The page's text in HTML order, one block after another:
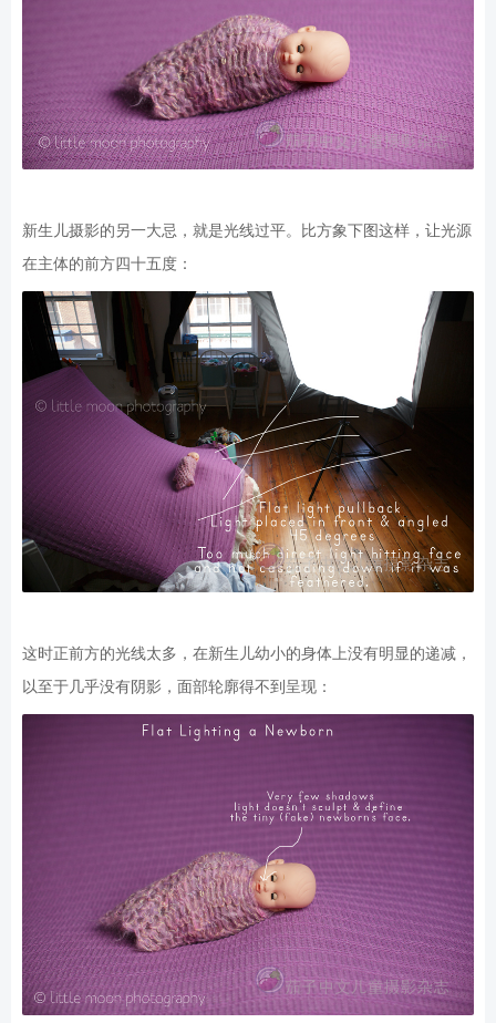
新生儿摄影的另一大忌，就是光线过平。比方象下图这样，让光源
在主体的前方四十五度：
这时正前方的光线太多，在新生儿幼小的身体上没有明显的递减，
以至于几乎没有阴影，面部轮廓得不到呈现：